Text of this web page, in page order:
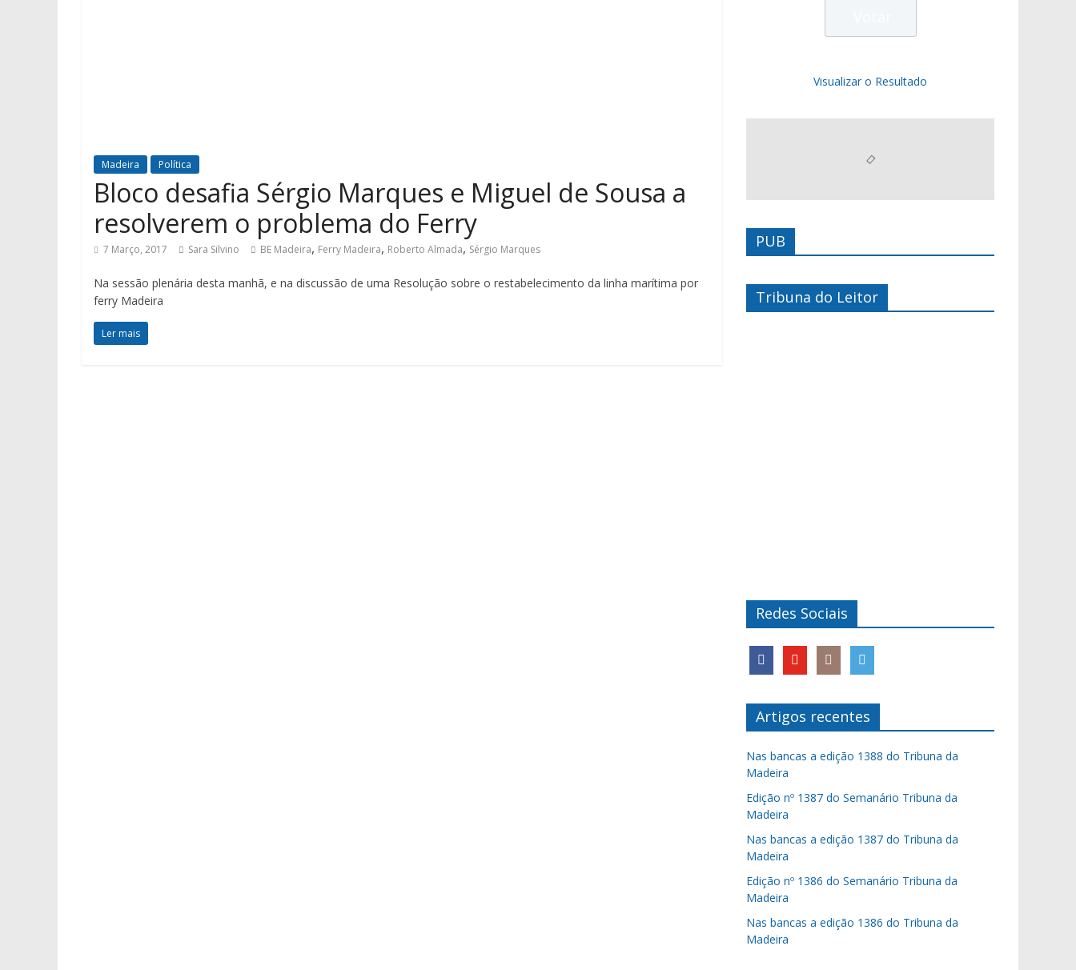
Madeira Política
Bloco desafia Sérgio Marques e Miguel de Sousa a
resolverem o problema do Ferry
7 Março, 2017 Sara Silvino BE Madeira, Ferry Madeira, Roberto Almada, Sérgio Marques
Na sessão plenária desta manhã, e na discussão de uma Resolução sobre o restabelecimento da linha marítima por
ferry Madeira
Ler mais
Visualizar o Resultado
PUB
Tribuna do Leitor
Redes Sociais
Artigos recentes
Nas bancas a edição 1388 do Tribuna da
Madeira
Edição nº 1387 do Semanário Tribuna da
Madeira
Nas bancas a edição 1387 do Tribuna da
Madeira
Edição nº 1386 do Semanário Tribuna da
Madeira
Nas bancas a edição 1386 do Tribuna da
Madeira